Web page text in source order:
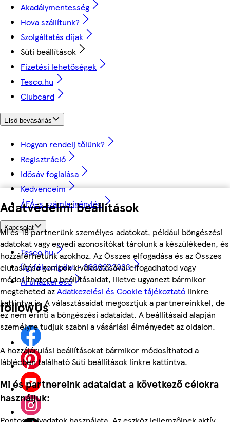
Adatvédelmi beállítások
Mi és 18 partnerünk személyes adatokat, például böngészési
adatokat vagy egyedi azonosítókat tárolunk a készülékeden, és
hozzáférhetünk azokhoz. Az Összes elfogadása és az Összes
elutasítása gombok kiválasztásával elfogadhatod vagy
módosíthatod a beállításaidat, illetve ugyanezt bármikor
megteheted azAdatkezelési és Cookie tájékoztató linkre
kattintva is. A választásaidat megosztjuk a partnereinkkel, de
ez nem érinti a böngészési adataidat. A beállításaid alapján
személyre tudjuk szabni a vásárlási élményedet az oldalon.
A hozzájárulási beállításokat bármikor módosíthatod a
láblécben található Süti beállítások linkre kattintva.
Mi és partnereink adataidat a következő célokra
használjuk:
Akadálymentesség
Hova szállítunk?
Szolgáltatás díjak
Süti beállítások
Fizetési lehetőségek
Tesco.hu
Clubcard
Első bevásárlás
Hogyan rendelj tőlünk?
Regisztráció
Idősáv foglalása
Kedvenceim
ÁFÁ-s számla igénylés
Kapcsolat
Tesco.hu
Ügyfélszolgálat - 0680222333
Áruházkereső
followUs